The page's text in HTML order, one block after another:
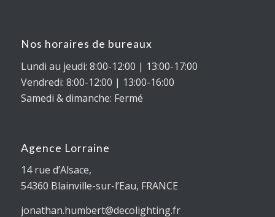
Nos horaires de bureaux
Lundi au jeudi: 8:00-12:00 | 13:00-17:00
Vendredi: 8:00-12:00 | 13:00-16:00
Samedi & dimanche: Fermé
Agence Lorraine
14 rue d’Alsace,
54360 Blainville-sur-l’Eau, FRANCE
jonathan.humbert@decolighting.fr